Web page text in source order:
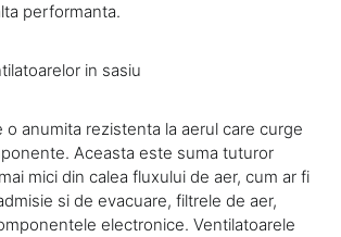
performanta.
in sasiu
o anumita rezistenta la aerul care curge
Aceasta este suma tuturor
mici din calea fluxului de aer, cum ar fi
si de evacuare, filtrele de aer,
electronice. Ventilatoarele